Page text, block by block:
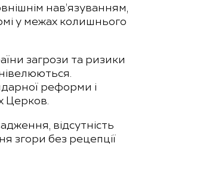
нав’язуванням,
у межах колишнього
загрози та ризики
реформи і
Церков.
відсутність
згори без рецепції